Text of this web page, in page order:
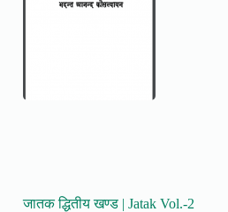
जातक द्धितीय खण्ड | Jatak Vol.-2